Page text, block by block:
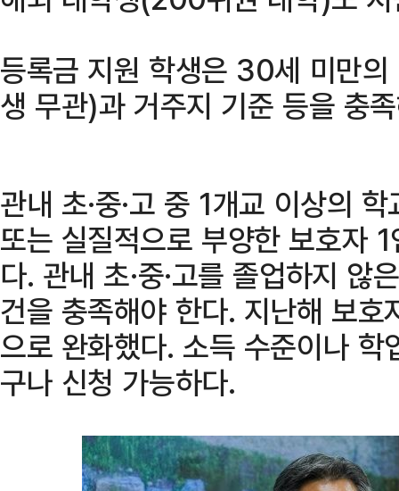
등록금 지원 학생은 30세 미만
생 무관)과 거주지 기준 등을 충
관내 초·중·고 중 1개교 이상의
또는 실질적으로 부양한 보호자
다. 관내 초·중·고를 졸업하지 않
건을 충족해야 한다. 지난해 보
으로 완화했다. 소득 수준이나
구나 신청 가능하다.